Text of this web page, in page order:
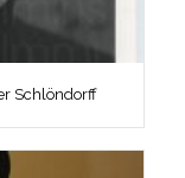
Schlöndorff